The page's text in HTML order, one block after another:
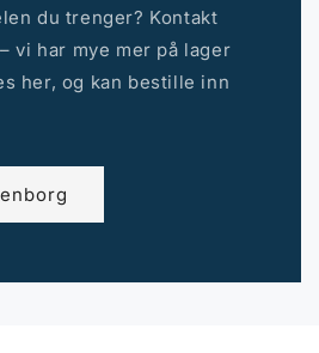
du trenger? Kontakt
vi har mye mer på lager
her, og kan bestille inn